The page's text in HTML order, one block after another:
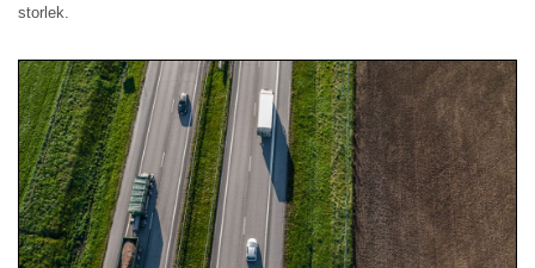
storlek.